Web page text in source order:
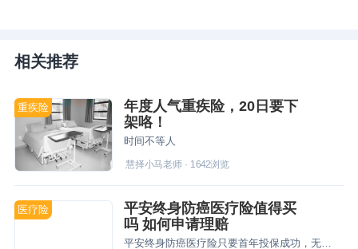
相关推荐
重疾险
年度人气重疾险，20日要下
架咯！
时间不等人
慧择小马老师· 1642浏览
医疗险
平安终身防癌医疗险值得买
吗 如何申请理赔
平安终身防癌医疗险只要首年投保成功，无论产品停售、还是患癌理赔了，都可以正常续保，能够保障一辈子！